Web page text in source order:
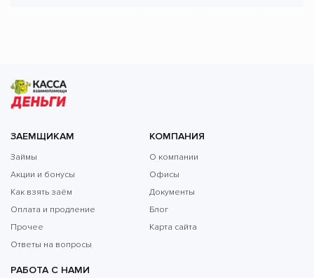
ЗАЕМЩИКАМ
Займы
Акции и бонусы
Как взять заём
Оплата и продление
Прочее
Ответы на вопросы
КОМПАНИЯ
О компании
Офисы
Документы
Блог
Карта сайта
РАБОТА С НАМИ